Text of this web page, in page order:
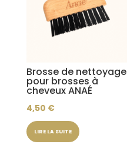
Brosse de nettoyage
pour brosses à
cheveux ANAÉ
4,50 €
LIRE LA SUITE